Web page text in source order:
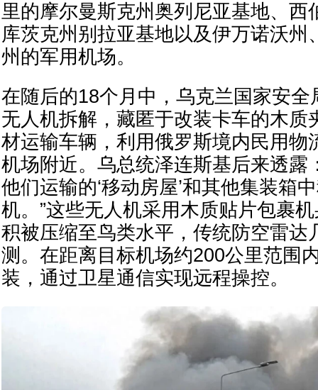
里的摩尔曼斯克州奥列尼亚基地、西
库茨克州别拉亚基地以及伊万诺沃州
州的军用机场。
在随后的18个月中，乌克兰国家安
无人机拆解，藏匿于改装卡车的木质
材运输车辆，利用俄罗斯境内民用物
机场附近。乌总统泽连斯基后来透露
他们运输的‘移动房屋’和其他集装箱
机。”这些无人机采用木质贴片包裹
积被压缩至鸟类水平，传统防空雷达
测。在距离目标机场约200公里范围
装，通过卫星通信实现远程操控。